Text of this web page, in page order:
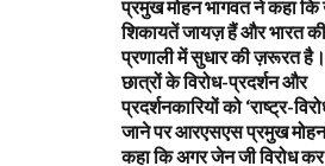
प्रमुख मोहन भागवत ने कहा
शिकायतें जायज़ हैं और भारत की
प्रणाली में सुधार की ज़रूरत है।
छात्रों के विरोध-प्रदर्शन और
प्रदर्शनकारियों को ‘राष्ट्र-
जाने पर आरएसएस प्रमुख
कहा कि अगर जेन जी विरोध कर